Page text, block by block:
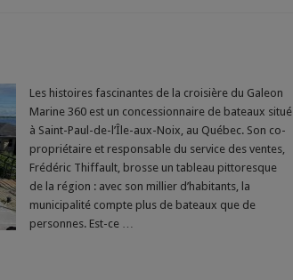
Les histoires fascinantes de la croisière du Galeon
Marine 360 est un concessionnaire de bateaux situé
à Saint-Paul-de-l’Île-aux-Noix, au Québec. Son co-
propriétaire et responsable du service des ventes,
Frédéric Thiffault, brosse un tableau pittoresque
de la région : avec son millier d’habitants, la
municipalité compte plus de bateaux que de
personnes. Est-ce …